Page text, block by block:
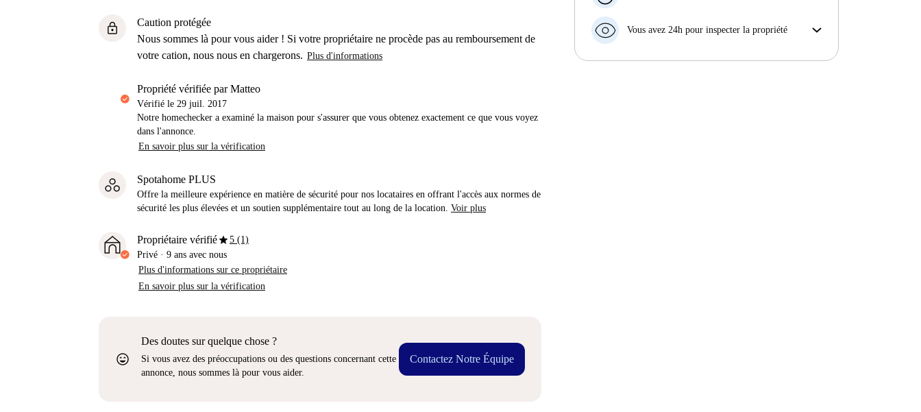
lock
Caution protégée
Nous sommes là pour vous aider ! Si votre propriétaire ne procède pas au remboursement de
votre cation, nous nous en chargerons. Plus d'informations
propriété vérifiée par Matteo
Vérifié le 29 juil. 2017
Notre homechecker a examiné la maison pour s'assurer que vous obtenez exactement ce que vous voyez
dans l'annonce.
En savoir plus sur la vérification
Spotahome PLUS
Offre la meilleure expérience en matière de sécurité pour nos locataires en offrant l'accès aux normes de
sécurité les plus élevées et un soutien supplémentaire tout au long de la location. Voir plus
Propriétaire vérifiéstar5 (1)
Privé · 9 ans avec nous
Plus d'informations sur ce propriétaire
En savoir plus sur la vérification
sentiment_very_satisfied
Des doutes sur quelque chose ?
Si vous avez des préoccupations ou des questions concernant cette
annonce, nous sommes là pour vous aider.
Contactez Notre Équipe
préavis, nous allons soit (A) vous payer une chambre
soit (B) vous rembourser en totalité.
Vous avez 24h pour inspecter la propriété